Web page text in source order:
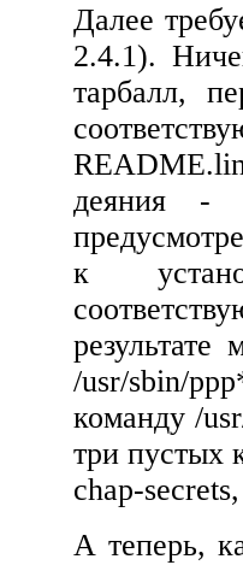
Далее
2.4.1).
тарбалл,
деяния -
к
/usr/sbin/
команду /
три пустых
chap-
А теперь,